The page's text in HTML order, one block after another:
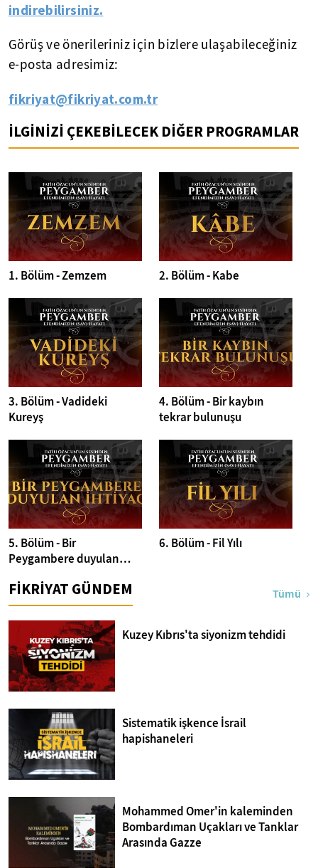
indirebilirsiniz.
Görüş ve önerileriniz için bizlere ulaşabileceğiniz
e-posta adresimiz:
fikriyat@fikriyat.com.tr
İLGİNİZİ ÇEKEBİLECEK DİĞER PROGRAMLAR
1. Bölüm - Zemzem 2. Bölüm - Kabe
3. Bölüm - Vadideki
Kureyş
4. Bölüm - Bir kaybın
tekrar bulunuşu
5. Bölüm - Bir
Peygambere duyulan
6. Bölüm - Fil Yılı
FİKRİYAT GÜNDEM Tümü
Kuzey Kıbrıs'ta siyonizm tehdidi
Sistematik işkence İsrail
hapishaneleri
Mohammed Omer'in kaleminden
Bombardıman Uçakları ve Tanklar
Arasında Gazze